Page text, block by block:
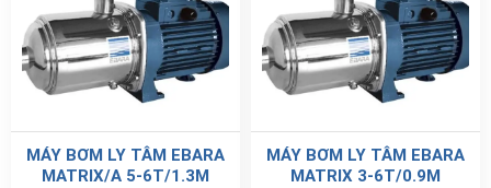
MÁY BƠM LY TÂM EBARA
MATRIX/A 5-6T/1.3M
MÁY BƠM LY TÂM EBARA
MATRIX 3-6T/0.9M